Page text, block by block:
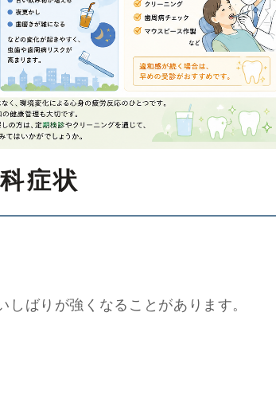
症状
ばりが強くなることがあります。